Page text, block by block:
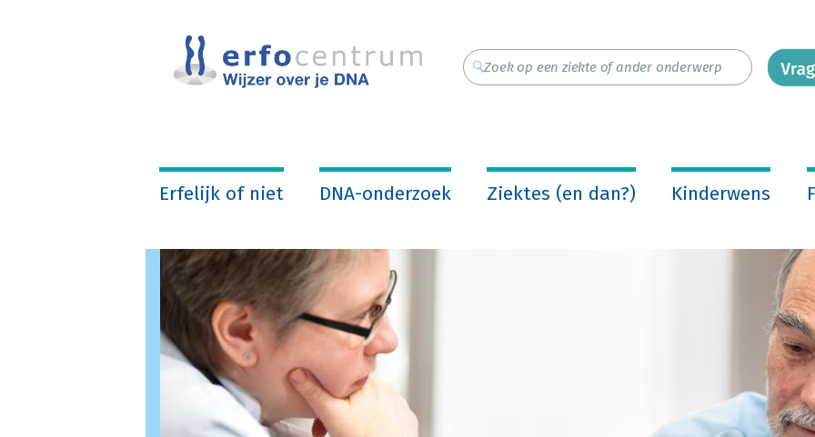
Erfelijk of niet DNA-onderzoek Ziektes (en dan?) Kinderwens